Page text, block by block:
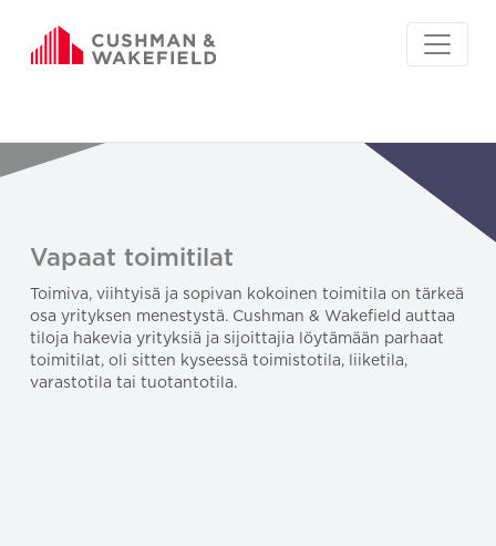
Vapaat toimitilat
Toimiva, viihtyisä ja sopivan kokoinen toimitila on tärkeä
osa yrityksen menestystä. Cushman & Wakefield auttaa
tiloja hakevia yrityksiä ja sijoittajia löytämään parhaat
toimitilat, oli sitten kyseessä toimistotila, liiketila,
varastotila tai tuotantotila.